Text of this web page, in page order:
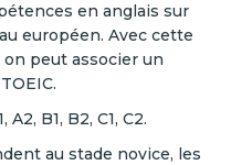
en anglais sur
européen. Avec cette
on peut associer un
B1, B2, C1, C2.
au stade novice, les